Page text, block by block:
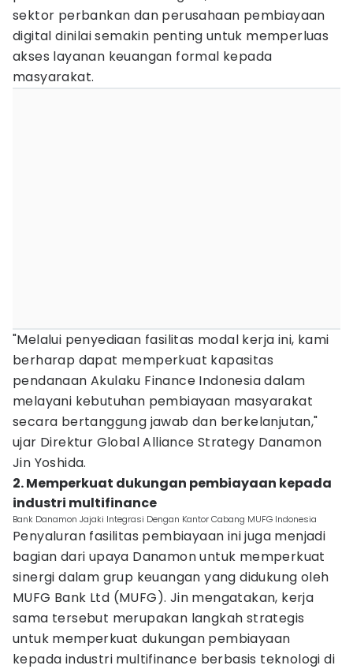
sektor perbankan dan perusahaan pembiayaan
digital dinilai semakin penting untuk memperluas
akses layanan keuangan formal kepada
masyarakat.
"Melalui penyediaan fasilitas modal kerja ini, kami
berharap dapat memperkuat kapasitas
pendanaan Akulaku Finance Indonesia dalam
melayani kebutuhan pembiayaan masyarakat
secara bertanggung jawab dan berkelanjutan,"
ujar Direktur Global Alliance Strategy Danamon
Jin Yoshida.
2. Memperkuat dukungan pembiayaan kepada
industri multifinance
Bank Danamon Jajaki Integrasi Dengan Kantor Cabang MUFG Indonesia
Penyaluran fasilitas pembiayaan ini juga menjadi
bagian dari upaya Danamon untuk memperkuat
sinergi dalam grup keuangan yang didukung oleh
MUFG Bank Ltd (MUFG). Jin mengatakan, kerja
sama tersebut merupakan langkah strategis
untuk memperkuat dukungan pembiayaan
kepada industri multifinance berbasis teknologi di